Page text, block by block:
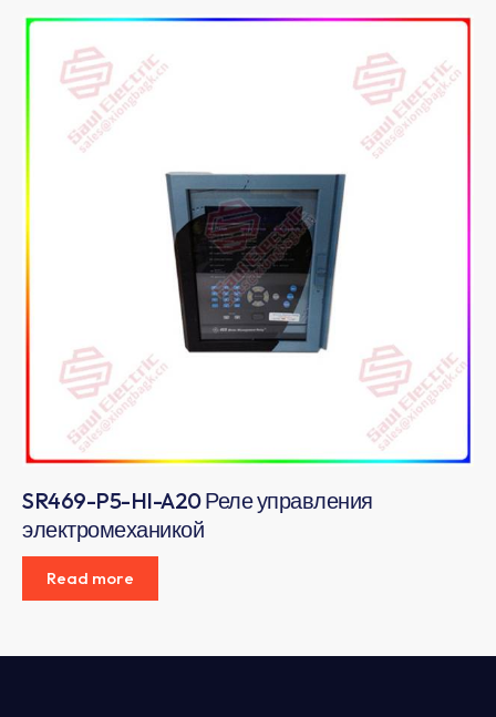
SR469-P5-HI-A20 Реле управления
электромеханикой
Read more